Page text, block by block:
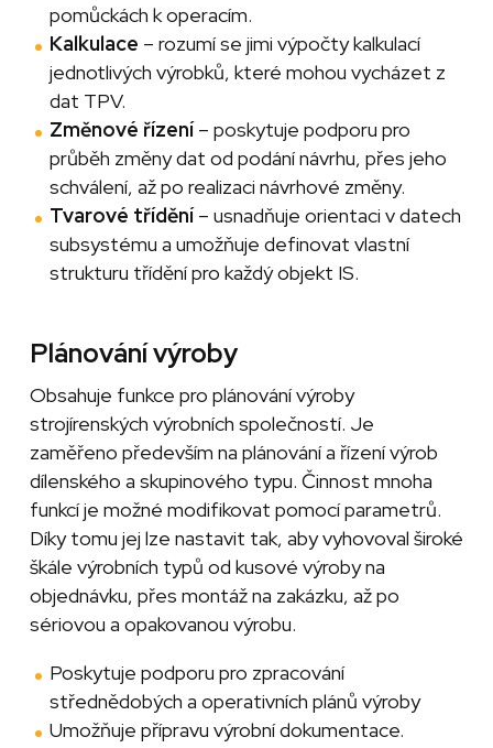
pomůckách k operacím.
Kalkulace – rozumí se jimi výpočty kalkulací
jednotlivých výrobků, které mohou vycházet z
dat TPV.
Změnové řízení– poskytuje podporu pro
průběh změny dat od podání návrhu, přes jeho
schválení, až po realizaci návrhové změny.
Tvarové třídění– usnadňuje orientaci v datech
subsystému a umožňuje definovat vlastní
strukturu třídění pro každý objekt IS.
Plánování výroby
Obsahuje funkce pro plánování výroby
strojírenských výrobních společností. Je
zaměřeno především na plánování a řízení výrob
dílenského a skupinového typu. Činnost mnoha
funkcí je možné modifikovat pomocí parametrů.
Díky tomu jej lze nastavit tak, aby vyhovoval široké
škále výrobních typů od kusové výroby na
objednávku, přes montáž na zakázku, až po
sériovou a opakovanou výrobu.
Poskytuje podporu pro zpracování
střednědobých a operativních plánů výroby
Umožňuje přípravu výrobní dokumentace.